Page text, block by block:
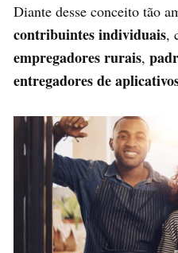
Diante desse conceito tão
contribuintes individuais,
empregadores rurais,
entregadores de